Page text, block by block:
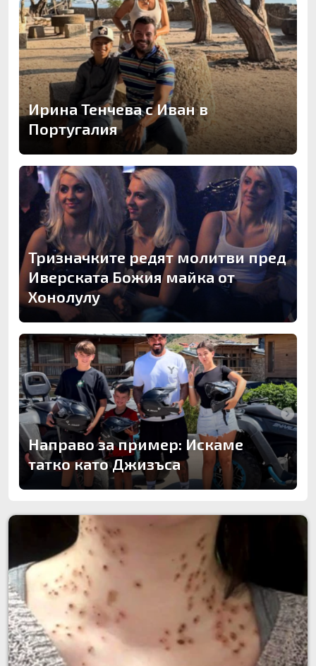
Ирина Тенчева с Иван в
Португалия
Тризначките редят молитви пред
Иверската Божия майка от
Хонолулу
Направо за пример: Искаме
татко като Джизъса